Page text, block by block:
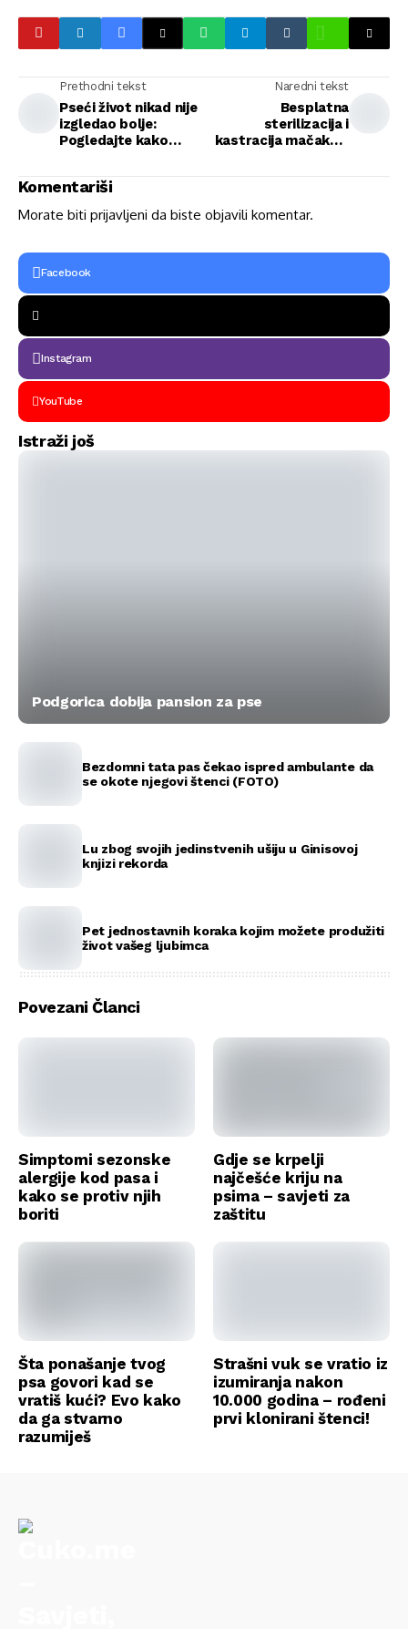
Prethodni tekst
Pseći život nikad nije
izgledao bolje:
Pogledajte kako
Naredni tekst
Besplatna
sterilizacija i
kastracija mačaka u
Komentariši
Morate biti prijavljeni da biste objavili komentar.
Facebook
Instagram
YouTube
Istraži još
Podgorica dobija pansion za pse
Bezdomni tata pas čekao ispred ambulante da
se okote njegovi štenci (FOTO)
Lu zbog svojih jedinstvenih ušiju u Ginisovoj
knjizi rekorda
Pet jednostavnih koraka kojim možete produžiti
život vašeg ljubimca
Povezani Članci
Simptomi sezonske
alergije kod pasa i
kako se protiv njih
boriti
Gdje se krpelji
najčešće kriju na
psima – savjeti za
zaštitu
Šta ponašanje tvog
psa govori kad se
vratiš kući? Evo kako
da ga stvarno
razumiješ
Strašni vuk se vratio iz
izumiranja nakon
10.000 godina – rođeni
prvi klonirani štenci!